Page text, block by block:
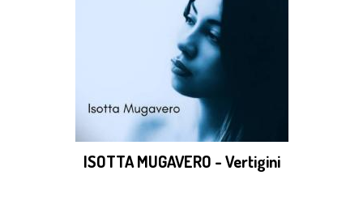
ISOTTA MUGAVERO - Vertigini